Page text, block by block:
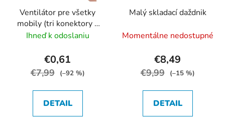
Ventilátor pre všetky
mobily (tri konektory v
balení)
Ihneď k odoslaniu
€0,61
€7,99 (–92 %)
DETAIL
Malý skladací daždnik
Momentálne nedostupné
€8,49
€9,99 (–15 %)
DETAIL